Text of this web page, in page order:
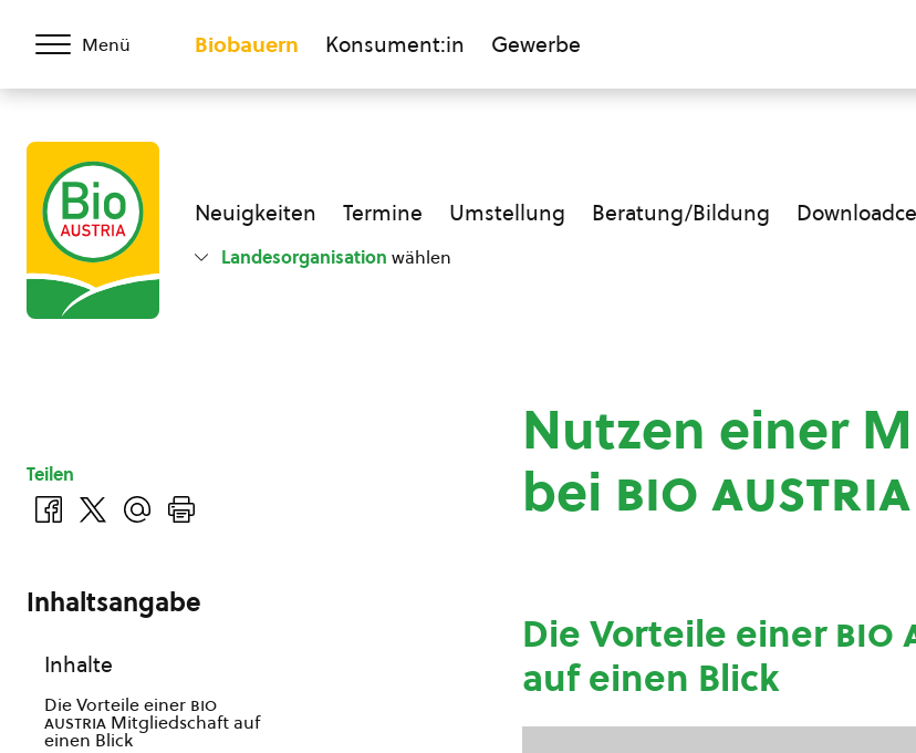
Menü Biobauern Konsument:in Gewerbe
Neuigkeiten Termine Umstellung Beratung/Bildung
Landesorganisation wählen
Nutzen einer
bei bio austria
Die Vorteile einerbio
auf einen Blick
Teilen
Inhaltsangabe
Inhalte
Die Vorteile einer bio
austria Mitgliedschaft auf
einen Blick